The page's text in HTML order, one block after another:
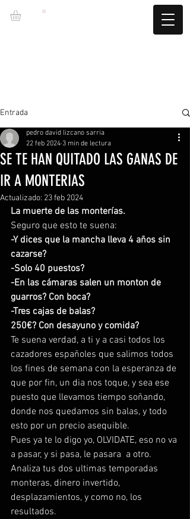
Entrada
SE TE HAN QUITADO LAS GANAS DE
IR A MONTERIAS
pedro david lizcano sarria
22 feb 2024 3 min de lectura
Actualizado: 23 feb 2024
La muerte de las monterías.
Seguro que esto te suena:
-Y dices que la mancha lleva 4 años sin
cazarse?
-Solo 40 puestos?
-En las cámaras salen un monton de
guarros? Con boca?
-Tres cajas de balas?
250€? Con desayuno y comida?
Te suena verdad, a ti y a casi todos los
cazadores españoles que salimos todos
los fines de semana con la esperanza de
que por fin, un dia nos toque, y sea ese
puesto que llevamos tiempo soñando,
donde nos quedamos sin balas, y todo
esto por un precio asequible.
Pues ya te lo digo yo, OLVIDATE, eso no va
a pasar, y si pasa, le pasara  a otro.
Analiza tus dos ultimas temporadas
monteras, dinero invertido,
desplazamientos, y como no, los
resultados.